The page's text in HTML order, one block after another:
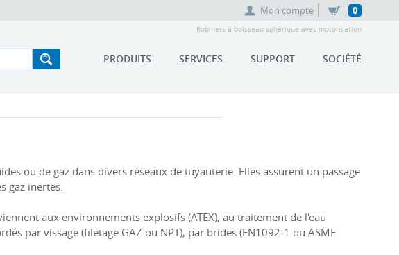
Mon compte 0
Robinets à boisseau sphérique avec motorisation
PRODUITS SERVICES SUPPORT SOCIÉTÉ
ou de gaz dans divers réseaux de tuyauterie. Elles assurent un passage
gaz inertes.
aux environnements explosifs (ATEX), au traitement de l'eau
par vissage (filetage GAZ ou NPT), par brides (EN1092-1 ou ASME